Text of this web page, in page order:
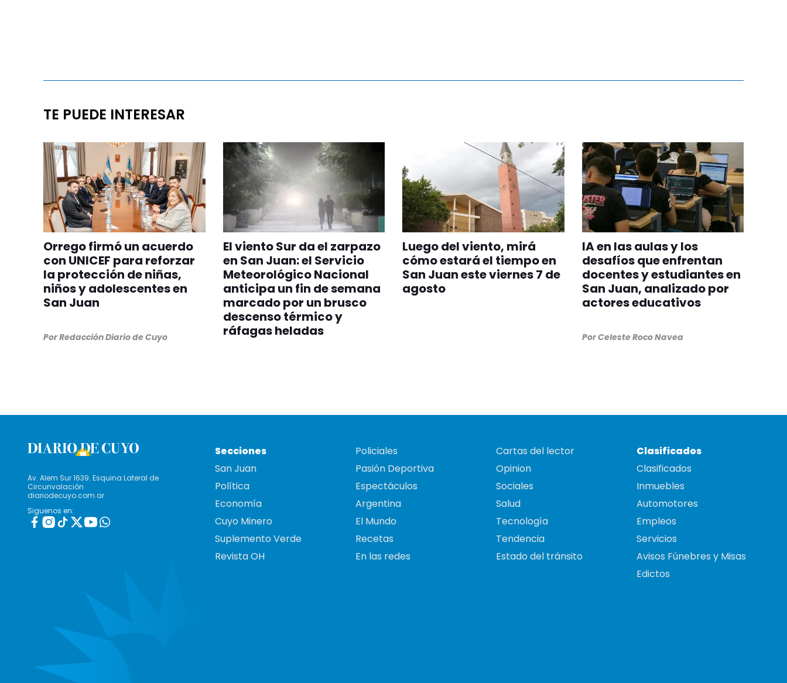
TE PUEDE INTERESAR
Orrego firmó un acuerdo
con UNICEF para reforzar
la protección de niñas,
niños y adolescentes en
San Juan
PorRedacción Diario de Cuyo
El viento Sur da el zarpazo
en San Juan: el Servicio
Meteorológico Nacional
anticipa un fin de semana
marcado por un brusco
descenso térmico y
ráfagas heladas
Luego del viento, mirá
cómo estará el tiempo en
San Juan este viernes 7 de
agosto
IA en las aulas y los
desafíos que enfrentan
docentes y estudiantes en
San Juan, analizado por
actores educativos
PorCeleste Roco Navea
Av. Alem Sur 1639. Esquina Lateral de
Circunvalación
diariodecuyo.com.ar
Siguenos en:
Secciones
San Juan
Política
Economía
Cuyo Minero
Suplemento Verde
Revista OH
Policiales
Pasión Deportiva
Espectáculos
Argentina
El Mundo
Recetas
En las redes
Cartas del lector
Opinion
Sociales
Salud
Tecnología
Tendencia
Estado del tránsito
Clasificados
Clasificados
Inmuebles
Automotores
Empleos
Servicios
Avisos Fúnebres y Misas
Edictos